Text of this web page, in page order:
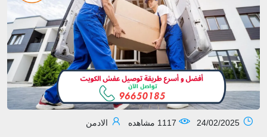
الادمن